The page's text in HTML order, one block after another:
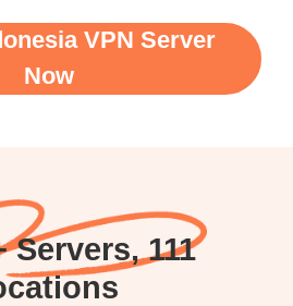
VPN Server
Now
Servers, 111